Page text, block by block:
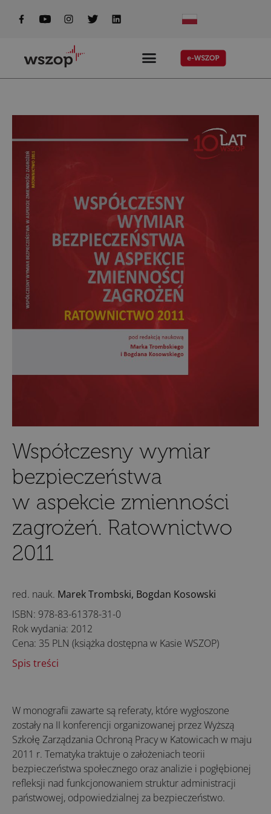
Współczesny wymiar
bezpieczeństwa
w aspekcie zmienności
zagrożeń. Ratownictwo
2011
red. nauk. Marek Trombski, Bogdan Kosowski
ISBN: 978-83-61378-31-0
Rok wydania: 2012
Cena: 35 PLN (książka dostępna w Kasie WSZOP)
Spis treści
W monografii zawarte są referaty, które wygłoszone
zostały na II konferencji organizowanej przez Wyższą
Szkołę Zarządzania Ochroną Pracy w Katowicach w maju
2011 r. Tematyka traktuje o założeniach teorii
bezpieczeństwa społecznego oraz analizie i pogłębionej
refleksji nad funkcjonowaniem struktur administracji
państwowej, odpowiedzialnej za bezpieczeństwo.